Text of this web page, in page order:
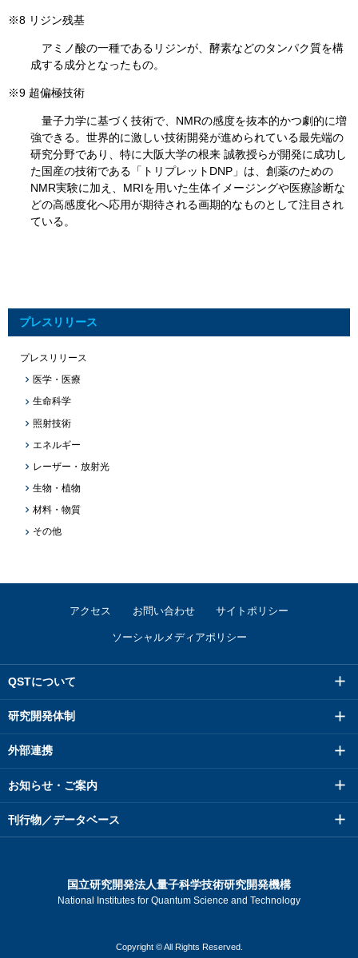
※8 リジン残基
アミノ酸の一種であるリジンが、酵素などのタンパク質を構
成する成分となったもの。
※9 超偏極技術
量子力学に基づく技術で、NMRの感度を抜本的かつ劇的に増
強できる。世界的に激しい技術開発が進められている最先端の
研究分野であり、特に大阪大学の根来 誠教授らが開発に成功し
た国産の技術である「トリプレットDNP」は、創薬のための
NMR実験に加え、MRIを用いた生体イメージングや医療診断な
どの高感度化へ応用が期待される画期的なものとして注目され
ている。
プレスリリース
プレスリリース
医学・医療
生命科学
照射技術
エネルギー
レーザー・放射光
生物・植物
材料・物質
その他
アクセス お問い合わせ サイトポリシー
ソーシャルメディアポリシー
QSTについて
研究開発体制
外部連携
お知らせ・ご案内
刊行物／データベース
国立研究開発法人量子科学技術研究開発機構
National Institutes for Quantum Science and Technology
Copyright © All Rights Reserved.